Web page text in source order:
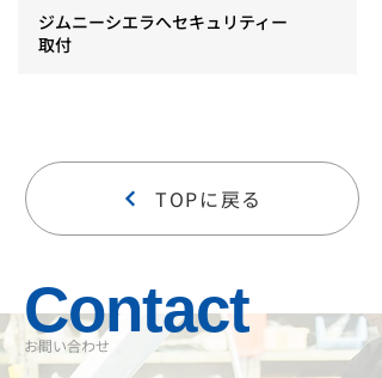
ジムニーシエラへセキュリティー
取付
TOPに戻る
Contact
​お問い合わせ